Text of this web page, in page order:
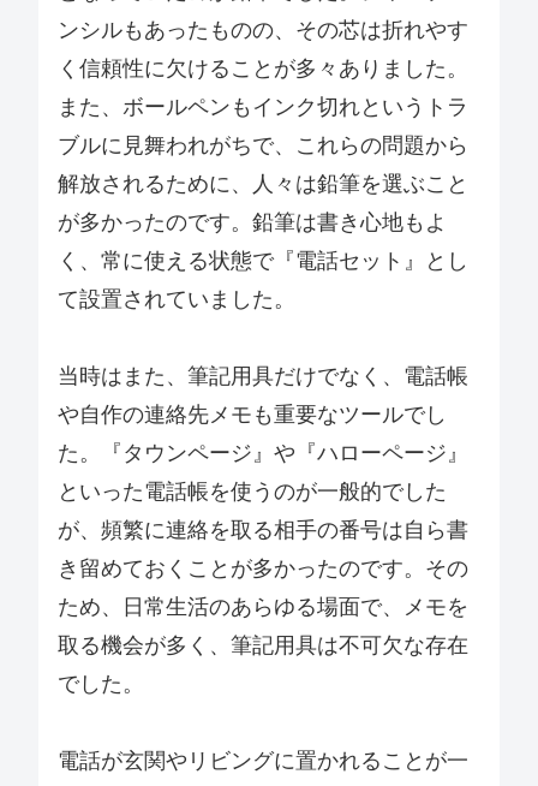
ンシルもあったものの、その芯は折れやす
く信頼性に欠けることが多々ありました。
また、ボールペンもインク切れというトラ
ブルに見舞われがちで、これらの問題から
解放されるために、人々は鉛筆を選ぶこと
が多かったのです。鉛筆は書き心地もよ
く、常に使える状態で『電話セット』とし
て設置されていました。
当時はまた、筆記用具だけでなく、電話帳
や自作の連絡先メモも重要なツールでし
た。『タウンページ』や『ハローページ』
といった電話帳を使うのが一般的でした
が、頻繁に連絡を取る相手の番号は自ら書
き留めておくことが多かったのです。その
ため、日常生活のあらゆる場面で、メモを
取る機会が多く、筆記用具は不可欠な存在
でした。
電話が玄関やリビングに置かれることが一